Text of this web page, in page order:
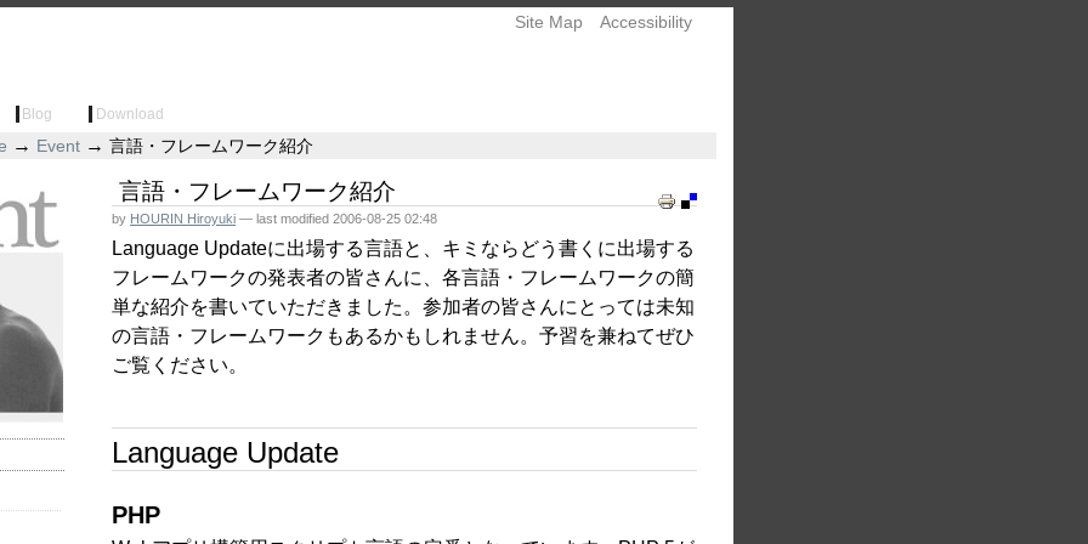
Site Map Accessibility
Blog Download
→ Event → 言語・フレームワーク紹介
Document
Actions
言語・フレームワーク紹介
by HOURIN Hiroyuki — last modified2006-08-25 02:48
Language Updateに出場する言語と、キミならどう書くに出場する
フレームワークの発表者の皆さんに、各言語・フレームワークの簡
単な紹介を書いていただきました。参加者の皆さんにとっては未知
の言語・フレームワークもあるかもしれません。予習を兼ねてぜひ
ご覧ください。
Language Update
PHP